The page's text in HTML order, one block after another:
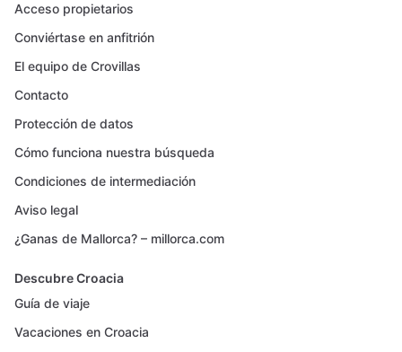
Acceso propietarios
Conviértase en anfitrión
El equipo de Crovillas
Contacto
Protección de datos
Cómo funciona nuestra búsqueda
Condiciones de intermediación
Aviso legal
¿Ganas de Mallorca? – millorca.com
Descubre Croacia
Guía de viaje
Vacaciones en Croacia